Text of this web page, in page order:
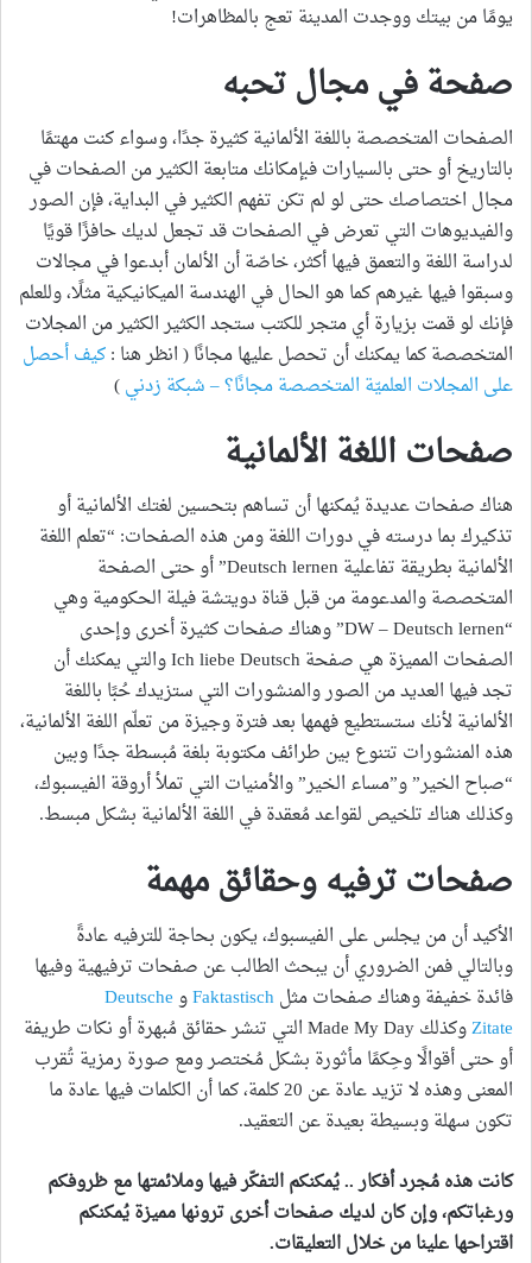
يومًا من بيتك ووجدت المدينة تعج بالمظاهرات!
صفحة في مجال تحبه
الصفحات المتخصصة باللغة الألمانية كثيرة جدًا، وسواء كنت مهتمًا
بالتاريخ أو حتى بالسيارات فبإمكانك متابعة الكثير من الصفحات في
مجال اختصاصك حتى لو لم تكن تفهم الكثير في البداية، فإن الصور
والفيديوهات التي تعرض في الصفحات قد تجعل لديك حافزًا قويًا
لدراسة اللغة والتعمق فيها أكثر، خاصّة أن الألمان أبدعوا في مجالات
وسبقوا فيها غيرهم كما هو الحال في الهندسة الميكانيكية مثلًا، وللعلم
فإنك لو قمت بزيارة أي متجر للكتب ستجد الكثير الكثير من المجلات
المتخصصة كما يمكنك أن تحصل عليها مجانًا ( انظر هنا :كيف أحصل
على المجلات العلميّة المتخصصة مجانًا؟ – شبكة زدني)
صفحات اللغة الألمانية
هناك صفحات عديدة يُمكنها أن تساهم بتحسين لغتك الألمانية أو
تذكيرك بما درسته في دورات اللغة ومن هذه الصفحات: “تعلم اللغة
الألمانية بطريقة تفاعلية Deutsch lernen” أو حتى الصفحة
المتخصصة والمدعومة من قبل قناة دويتشة فيلة الحكومية وهي
“DW – Deutsch lernen” وهناك صفحات كثيرة أخرى وإحدى
الصفحات المميزة هي صفحة Ich liebe Deutsch والتي يمكنك أن
تجد فيها العديد من الصور والمنشورات التي ستزيدك حُبًا باللغة
الألمانية لأنك ستستطيع فهمها بعد فترة وجيزة من تعلّم اللغة الألمانية،
هذه المنشورات تتنوع بين طرائف مكتوبة بلغة مُبسطة جدًا وبين
“صباح الخير” و”مساء الخير” والأمنيات التي تملأ أروقة الفيسبوك،
وكذلك هناك تلخيص لقواعد مُعقدة في اللغة الألمانية بشكل مبسط.
صفحات ترفيه وحقائق مهمة
الأكيد أن من يجلس على الفيسبوك، يكون بحاجة للترفيه عادةً
وبالتالي فمن الضروري أن يبحث الطالب عن صفحات ترفيهية وفيها
فائدة خفيفة وهناك صفحات مثلFaktastischوDeutsche
Zitate
وكذلك Made My Day التي تنشر حقائق مُبهرة أو نكات طريفة
أو حتى أقوالًا وحِكمًا مأثورة بشكل مُختصر ومع صورة رمزية تُقرب
المعنى وهذه لا تزيد عادة عن 20 كلمة، كما أن الكلمات فيها عادة ما
تكون سهلة وبسيطة بعيدة عن التعقيد.
كانت هذه مُجرد أفكار .. يُمكنكم التفكّر فيها وملائمتها مع ظروفكم
ورغباتكم، وإن كان لديك صفحات أخرى ترونها مميزة يُمكنكم
اقتراحها علينا من خلال التعليقات.